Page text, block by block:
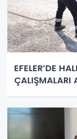
EFELER’DE
ÇALIŞMALARI